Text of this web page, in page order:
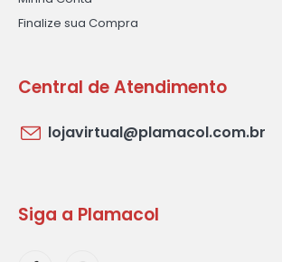
Finalize sua Compra
Central de Atendimento
lojavirtual@plamacol.com.br
Siga a Plamacol